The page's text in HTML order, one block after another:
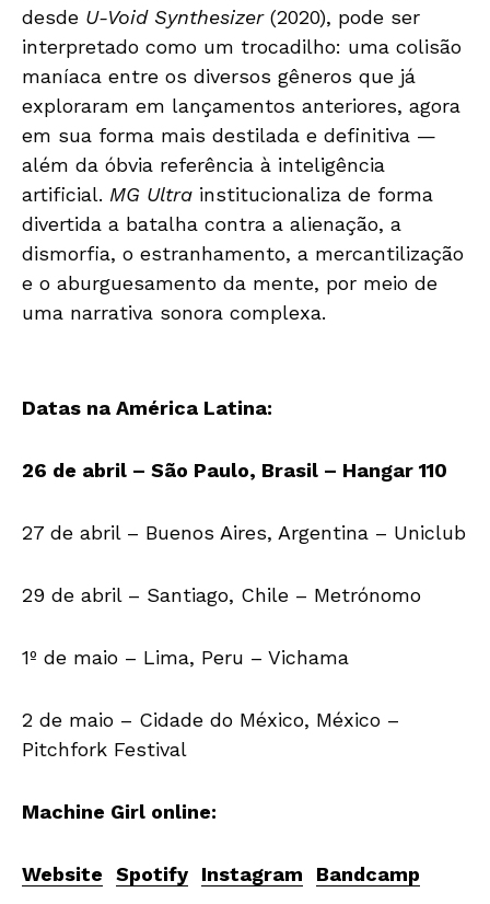
desde U-Void Synthesizer(2020), pode ser
interpretado como um trocadilho: uma colisão
maníaca entre os diversos gêneros que já
exploraram em lançamentos anteriores, agora
em sua forma mais destilada e definitiva —
além da óbvia referência à inteligência
artificial. MG Ultra institucionaliza de forma
divertida a batalha contra a alienação, a
dismorfia, o estranhamento, a mercantilização
e o aburguesamento da mente, por meio de
uma narrativa sonora complexa.
Datas na América Latina:
26 de abril – São Paulo, Brasil – Hangar 110
27 de abril – Buenos Aires, Argentina – Uniclub
29 de abril – Santiago, Chile – Metrónomo
1º de maio – Lima, Peru – Vichama
2 de maio – Cidade do México, México –
Pitchfork Festival
Machine Girl online:
Website Spotify Instagram Bandcamp